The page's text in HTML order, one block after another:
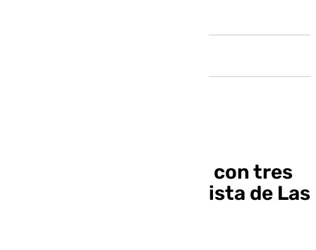
Un kamikaze impacta con tres
vehículos en la autopista de Las